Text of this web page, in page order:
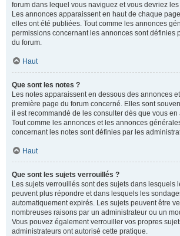
forum dans lequel vous naviguez et vous devriez
Les annonces apparaissent en haut de chaque
elles ont été publiées. Tout comme les annonces
permissions concernant les annonces sont définies
du forum.
Haut
Que sont les notes ?
Les notes apparaissent en dessous des annonces
première page du forum concerné. Elles sont
il est recommandé de les consulter dès que vous
Tout comme les annonces et les annonces
concernant les notes sont définies par les
Haut
Que sont les sujets verrouillés ?
Les sujets verrouillés sont des sujets dans lesquels
peuvent plus répondre et dans lesquels les
automatiquement expirés. Les sujets peuvent être
nombreuses raisons par un administrateur ou un
Vous pouvez également verrouiller vos propres
administrateurs ont autorisé cette pratique.